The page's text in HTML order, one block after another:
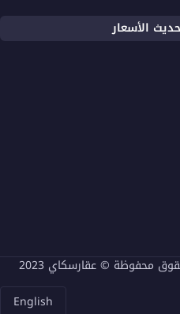
الأسعار
محفوظة © عقارسكاي 2023
English